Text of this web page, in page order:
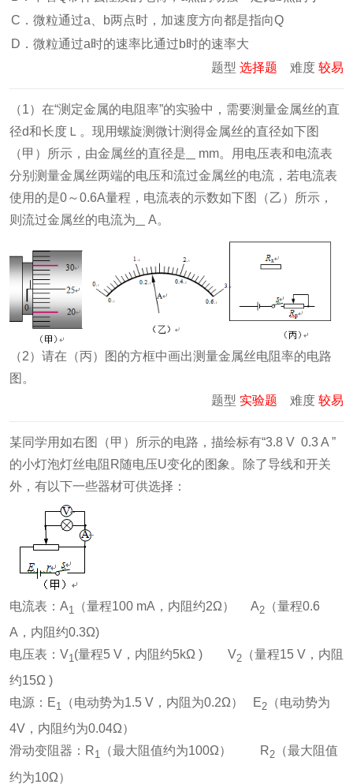
C．微粒通过a、b两点时，加速度方向都是指向Q
D．微粒通过a时的速率比通过b时的速率大
题型 选择题 难度 较易
（1）在“测定金属的电阻率”的实验中，需要测量金属丝的直
径d和长度Ｌ。现用螺旋测微计测得金属丝的直径如下图
（甲）所示，由金属丝的直径是
mm。用电压表和电流表
分别测量金属丝两端的电压和流过金属丝的电流，若电流表
使用的是0～0.6A量程，电流表的示数如下图（乙）所示，
则流过金属丝的电流为
A。
（2）请在（丙）图的方框中画出测量金属丝电阻率的电路
图。
题型 实验题 难度 较易
某同学用如右图（甲）所示的电路，描绘标有“3.8 V 0.3 A ”
的小灯泡灯丝电阻R随电压U变化的图象。除了导线和开关
外，有以下一些器材可供选择：
电流表：A1 （量程100 mA，内阻约2Ω） A2 （量程0.6
A，内阻约0.3Ω)
电压表：V1(量程5 V，内阻约5kΩ ) V2 （量程15 V，内阻
约15Ω )
电源：E1 （电动势为1.5 V，内阻为0.2Ω） E2 （电动势为
4V，内阻约为0.04Ω）
滑动变阻器：R1 （最大阻值约为100Ω） R2 （最大阻值
约为10Ω）